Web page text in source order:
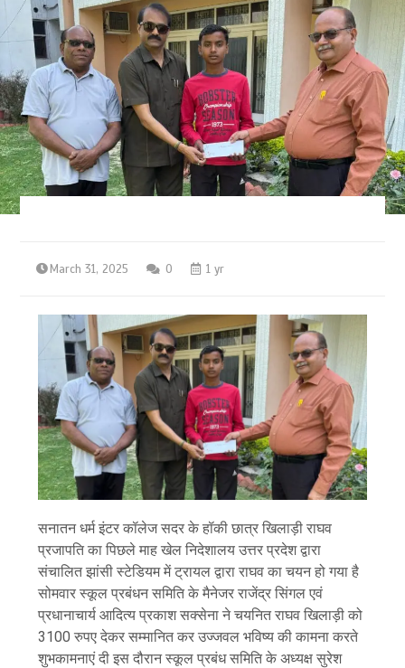
March 31, 2025 0 1 yr
सनातन धर्म इंटर कॉलेज सदर के हॉकी छात्र खिलाड़ी राघव
प्रजापति का पिछले माह खेल निदेशालय उत्तर प्रदेश द्वारा
संचालित झांसी स्टेडियम में ट्रायल द्वारा राघव का चयन हो गया है
सोमवार स्कूल प्रबंधन समिति के मैनेजर राजेंद्र सिंगल एवं
प्रधानाचार्य आदित्य प्रकाश सक्सेना ने चयनित राघव खिलाड़ी को
3100 रुपए देकर सम्मानित कर उज्जवल भविष्य की कामना करते
शुभकामनाएं दी इस दौरान स्कूल प्रबंध समिति के अध्यक्ष सुरेश